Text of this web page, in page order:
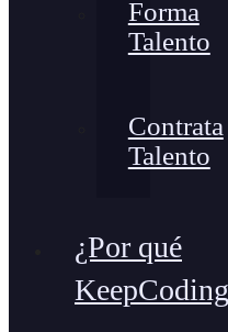
Forma
Talento
Contrata
Talento
¿Por qué